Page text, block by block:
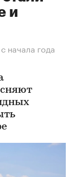
и
начала года